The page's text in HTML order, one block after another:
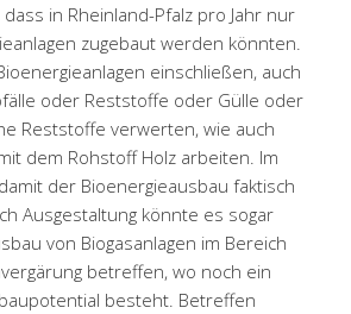
in Rheinland-Pfalz pro Jahr nur
zugebaut werden könnten.
einschließen, auch
oder Reststoffe oder Gülle oder
Reststoffe verwerten, wie auch
dem Rohstoff Holz arbeiten. Im
der Bioenergieausbau faktisch
Ausgestaltung könnte es sogar
von Biogasanlagen im Bereich
betreffen, wo noch ein
besteht. Betreffen